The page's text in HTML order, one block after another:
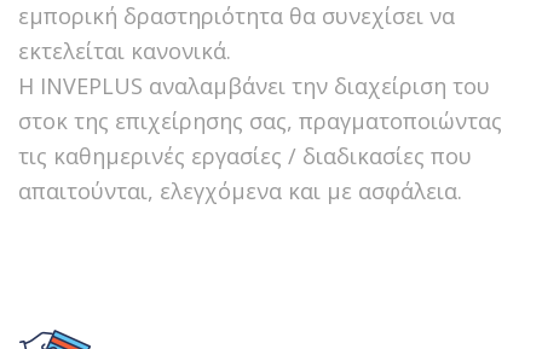
εμπορική δραστηριότητα θα συνεχίσει να
εκτελείται κανονικά.
Η INVEPLUS αναλαμβάνει την διαχείριση του
στοκ της επιχείρησης σας, πραγματοποιώντας
τις καθημερινές εργασίες / διαδικασίες που
απαιτούνται, ελεγχόμενα και με ασφάλεια.